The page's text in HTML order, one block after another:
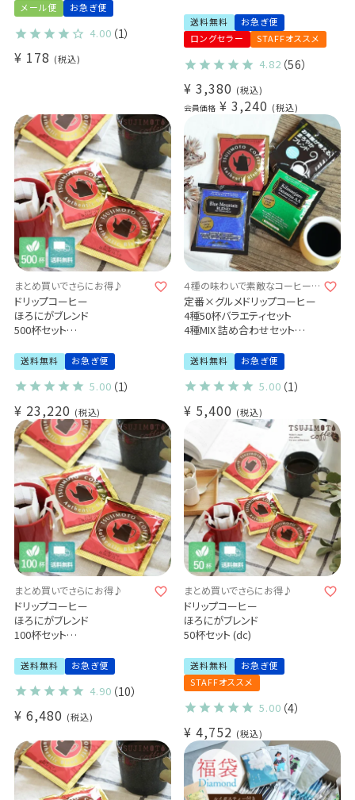
メール便 お急ぎ便
4.00 （1）
¥ 178 税込
毎月変わるスペシャルドリップ
コーヒー2杯 (dc)
送料無料
お急ぎ便
ロングセラー
STAFFオススメ
4.82 （56）
¥ 3,380 税込
会員価格 ¥ 3,240 税込
まとめ買いでさらにお得♪
ドリップコーヒー
ほろにがブレンド
500杯セット
まとめ買いにおすすめ (dc)
送料無料 お急ぎ便
5.00 （1）
¥ 23,220 税込
４種の味わいで素敵なコーヒータ
イムを
定番×グルメドリップコーヒー
4種50杯バラエティセット
4種MIX 詰め合わせセット
業務用 大容量 まとめ買いにお
すすめ (gdc)
送料無料 お急ぎ便
5.00 （1）
¥ 5,400 税込
まとめ買いでさらにお得♪
ドリップコーヒー
ほろにがブレンド
100杯セット
まとめ買いにおすすめ (dc)
送料無料 お急ぎ便
4.90 （10）
¥ 6,480 税込
まとめ買いでさらにお得♪
ドリップコーヒー
ほろにがブレンド
50杯セット (dc)
送料無料
お急ぎ便
STAFFオススメ
5.00 （4）
¥ 4,752 税込